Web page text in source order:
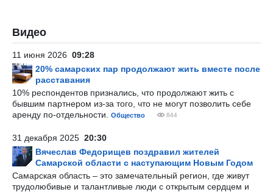
Видео
11 июня 2026 09:28
20% самарских пар продолжают жить вместе после
расставания
10% респондентов признались, что продолжают жить с
бывшим партнером из-за того, что не могут позволить себе
аренду по-отдельности.
Общество 844
31 декабря 2025 20:30
Вячеслав Федорищев поздравил жителей
Самарской области с наступающим Новым Годом
Самарская область – это замечательный регион, где живут
трудолюбивые и талантливые люди с открытым сердцем и